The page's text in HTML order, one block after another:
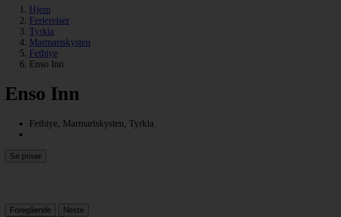
Hjem
Feriereiser
Tyrkia
Marmariskysten
Fethiye
Enso Inn
Enso Inn
Fethiye, Marmariskysten, Tyrkia
Se priser
Foregående
Neste